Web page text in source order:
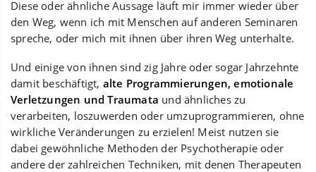
Diese oder ähnliche Aussage läuft mir immer wieder über
den Weg, wenn ich mit Menschen auf anderen Seminaren
spreche, oder mich mit ihnen über ihren Weg unterhalte.
Und einige von ihnen sind zig Jahre oder sogar Jahrzehnte
damit beschäftigt, alte Programmierungen, emotionale
Verletzungen und Traumata und ähnliches zu
verarbeiten, loszuwerden oder umzuprogrammieren, ohne
wirkliche Veränderungen zu erzielen! Meist nutzen sie
dabei gewöhnliche Methoden der Psychotherapie oder
andere der zahlreichen Techniken, mit denen Therapeuten